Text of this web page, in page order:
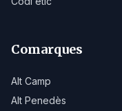
Comarques
Alt Camp
Alt Penedès